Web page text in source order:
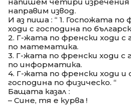
направим извод.
И аз пиша : “ 1. Госпожата по
ходи с господина по
2. Г-жата по френски ходи с
по математика.
3. Г-жата по френски ходи с
по информатика.
4. Г-жата по френски ходи и
господина по физическо. “
Бащата казал :
– Сине, тя е курва !